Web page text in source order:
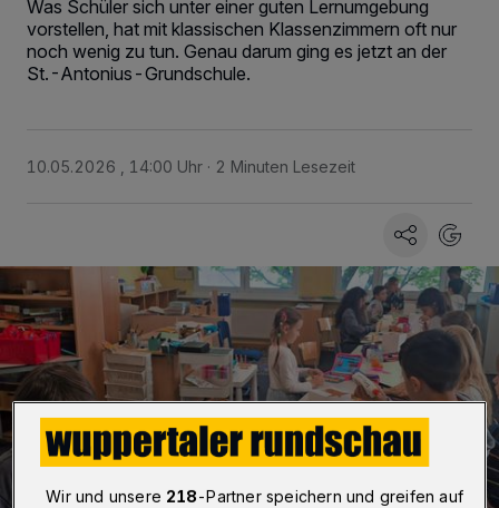
Was Schüler sich unter einer guten Lernumgebung
vorstellen, hat mit klassischen Klassenzimmern oft nur
noch wenig zu tun. Genau darum ging es jetzt an der
St.-Antonius-Grundschule.
10.05.2026 , 14:00 Uhr 2 Minuten Lesezeit
Wir und unsere 218-Partner speichern und greifen auf